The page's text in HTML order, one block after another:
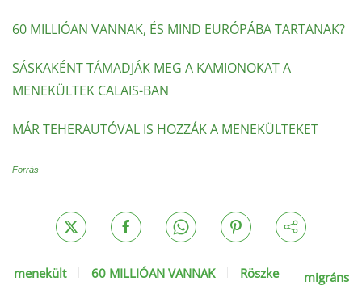
60 MILLIÓAN VANNAK, ÉS MIND EURÓPÁBA TARTANAK?
SÁSKAKÉNT TÁMADJÁK MEG A KAMIONOKAT A
MENEKÜLTEK CALAIS-BAN
MÁR TEHERAUTÓVAL IS HOZZÁK A MENEKÜLTEKET
Forrás
menekült 60 MILLIÓAN VANNAK Röszke migráns